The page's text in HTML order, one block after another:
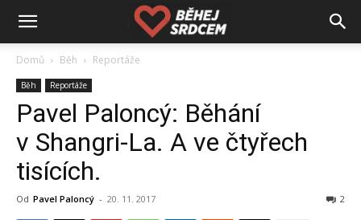
Domů Běh Reportáže
Běh Reportáže
Pavel Paloncý: Běhání
v Shangri-La. A ve čtyřech
tisících.
Od Pavel Paloncý - 20. 11. 2017 2